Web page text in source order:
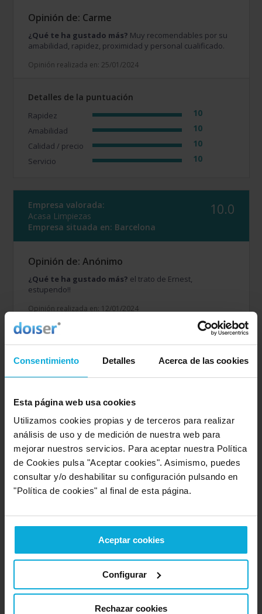
Consentimiento Detalles Acerca de las cookies
Esta página web usa cookies
Utilizamos cookies propias y de terceros para realizar
análisis de uso y de medición de nuestra web para
mejorar nuestros servicios. Para aceptar nuestra Política
de Cookies pulsa "Aceptar cookies". Asimismo, puedes
consultar y/o deshabilitar su configuración pulsando en
"Política de cookies" al final de esta página.
Aceptar cookies
Configurar
Rechazar cookies
Opinión de: Carme
¿Qué te ha gustado más? Muy recomendables por su
amabilidad, rapidez, proximidad y personal cualificado.
Opinión realizada en: 25/01/2024
Detalles de la puntuación
Rapidez 10
Amabilidad 10
Calidad / precio 10
Servicio 10
Empresa valorada:
Acasa Limpiezas
Empresa situada en: Barcelona
10.0
Opinión de: Anónimo
¿Qué te ha gustado más? el trato de Ernest,
estupendo!!
Opinión realizada en: 12/01/2024
Calidad / precio
Empresa valorada:
Empresa que ofrece servicio en:
Barcelona
10.0
Opinión de: Anónimo
Detalles de la puntuación
10